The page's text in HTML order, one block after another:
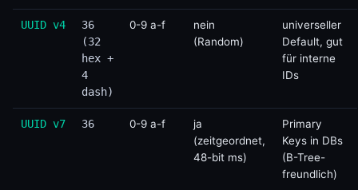
UUID v4
36
(32
hex +
4
dash)
0-9 a-f
nein
(Random)
universeller
Default, gut
für interne
IDs
UUID v7 36 0-9 a-f
ja
(zeitgeordnet,
48-bit ms)
Primary
Keys in DBs
(B-Tree-
freundlich)